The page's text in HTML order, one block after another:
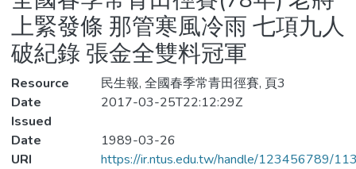
Statistics
上緊發條 那管寒風冷雨 七項九人
破紀錄 張金全雙料冠軍
Resource
民生報, 全國春季常青田徑賽, 頁3
Date
Issued
2017-03-25T22:12:29Z
Date
1989-03-26
URI
https://ir.ntus.edu.tw/handle/123456789/